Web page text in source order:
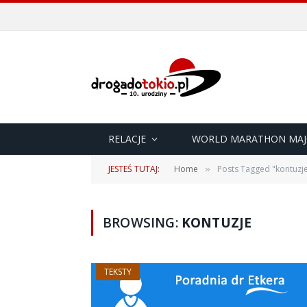
RELACJE WORLD MARATHON
JESTEŚ TUTAJ: Home » Posts Tagged
BROWSING: KONTUZJE
TEKSTY